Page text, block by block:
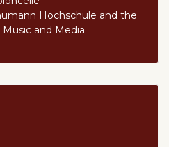
Hochschule and the
and Media